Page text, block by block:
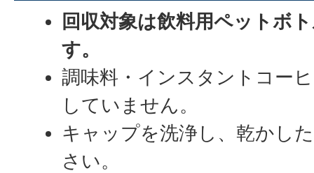
回収対象は飲料用ペットボ
す。
調味料・インスタントコー
していません。
キャップを洗浄し、乾かし
さい。